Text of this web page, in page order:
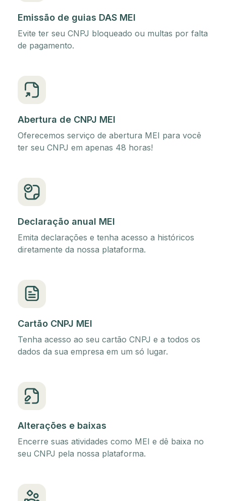
Emissão de guias DAS MEI
Evite ter seu CNPJ bloqueado ou multas por falta
de pagamento.
Abertura de CNPJ MEI
Oferecemos serviço de abertura MEI para você
ter seu CNPJ em apenas 48 horas!
Declaração anual MEI
Emita declarações e tenha acesso a históricos
diretamente da nossa plataforma.
Cartão CNPJ MEI
Tenha acesso ao seu cartão CNPJ e a todos os
dados da sua empresa em um só lugar.
Alterações e baixas
Encerre suas atividades como MEI e dê baixa no
seu CNPJ pela nossa plataforma.